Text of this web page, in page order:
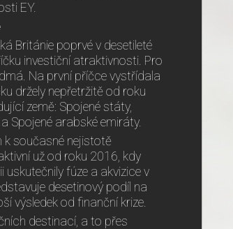
EY.
Británie poprvé v desetileté
investiční atraktivnosti. Pro
Na první příčce vystřídala
držely nepřetržitě od roku
země: Spojené státy,
Spojené arabské emiráty.
k současné nejistotě
už od roku 2016, kdy
uskutečnily fúze a akvizice v
desetinový podíl na
výsledek od finanční krize.
destinací, a to přes